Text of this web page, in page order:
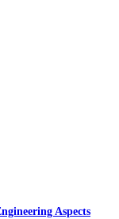
Aspects